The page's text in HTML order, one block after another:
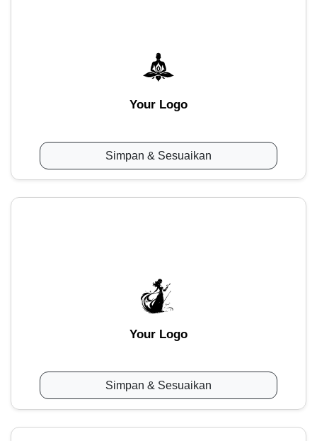
Your Logo
Simpan & Sesuaikan
Your Logo
Simpan & Sesuaikan